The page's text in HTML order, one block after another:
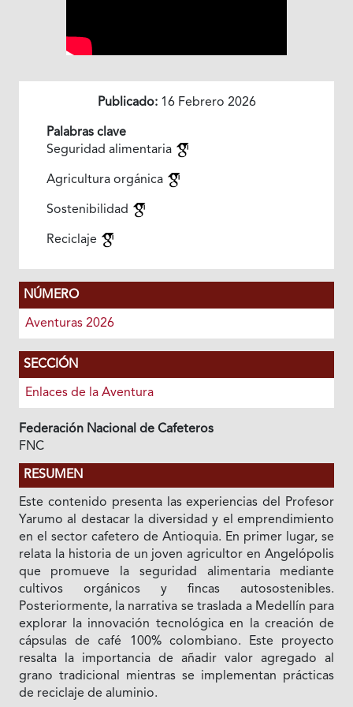
Publicado:16 Febrero 2026
Palabras clave
Seguridad alimentaria
Agricultura orgánica
Sostenibilidad
Reciclaje
NÚMERO
Aventuras 2026
SECCIÓN
Enlaces de la Aventura
Federación Nacional de Cafeteros
FNC
RESUMEN
Este contenido presenta las experiencias del Profesor
Yarumo al destacar la diversidad y el emprendimiento
en el sector cafetero de Antioquia. En primer lugar, se
relata la historia de un joven agricultor en Angelópolis
que promueve la seguridad alimentaria mediante
cultivos orgánicos y fincas autosostenibles.
Posteriormente, la narrativa se traslada a Medellín para
explorar la innovación tecnológica en la creación de
cápsulas de café 100% colombiano. Este proyecto
resalta la importancia de añadir valor agregado al
grano tradicional mientras se implementan prácticas
de reciclaje de aluminio.